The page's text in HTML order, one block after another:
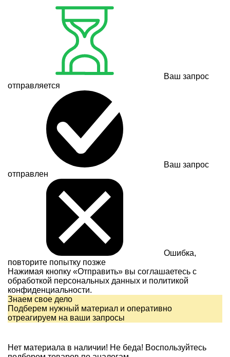
Ваш запрос
отправляется
Ваш запрос
отправлен
Ошибка,
повторите попытку позже
Нажимая кнопку «Отправить» вы соглашаетесь с
обработкой персональных данных и политикой
конфиденциальности.
Знаем свое дело
Подберем нужный материал и оперативно
отреагируем на ваши запросы
Нет материала в наличии! Не беда! Воспользуйтесь